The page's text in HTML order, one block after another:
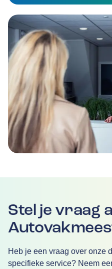
Stel je vraag
Heb je een vraag over onze
specifieke service? Neem